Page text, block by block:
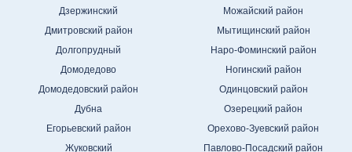
Дзержинский
Дмитровский район
Долгопрудный
Домодедово
Домодедовский район
Дубна
Егорьевский район
Жуковский
Можайский район
Мытищинский район
Наро-Фоминский район
Ногинский район
Одинцовский район
Озерецкий район
Орехово-Зуевский район
Павлово-Посадский район